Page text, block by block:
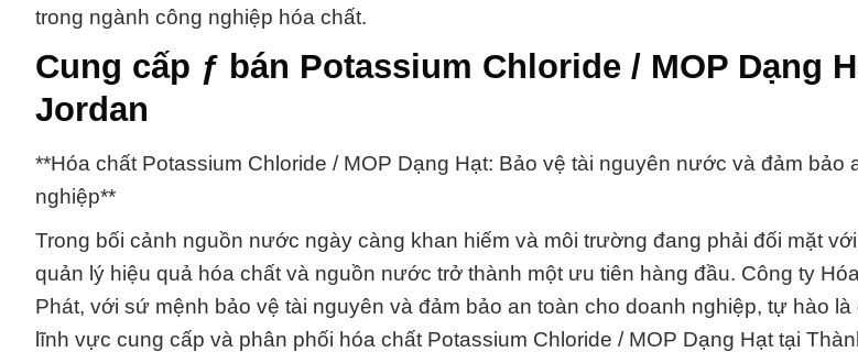
trong ngành công nghiệp hóa chất.
Cung cấp ƒ bán Potassium Chloride / MOP Dạng
Jordan
**Hóa chất Potassium Chloride / MOP Dạng Hạt: Bảo vệ tài nguyên nước và đảm bảo
nghiệp**
Trong bối cảnh nguồn nước ngày càng khan hiếm và môi trường đang phải đối mặt
quản lý hiệu quả hóa chất và nguồn nước trở thành một ưu tiên hàng đầu. Công ty
Phát, với sứ mệnh bảo vệ tài nguyên và đảm bảo an toàn cho doanh nghiệp, tự hào
lĩnh vực cung cấp và phân phối hóa chất Potassium Chloride / MOP Dạng Hạt tại